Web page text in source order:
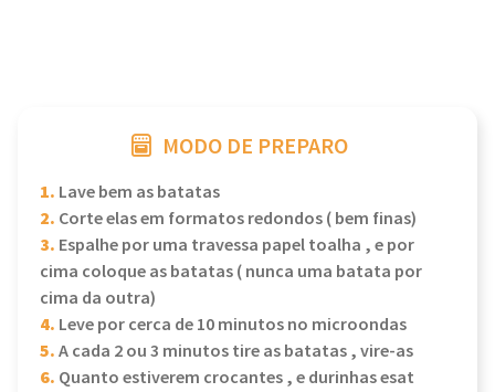
MODO DE PREPARO
1. Lave bem as batatas
2. Corte elas em formatos redondos ( bem finas)
3. Espalhe por uma travessa papel toalha , e por
cima coloque as batatas ( nunca uma batata por
cima da outra)
4. Leve por cerca de 10 minutos no microondas
5.A cada 2 ou 3 minutos tire as batatas , vire-as
6. Quanto estiverem crocantes , e durinhas esat